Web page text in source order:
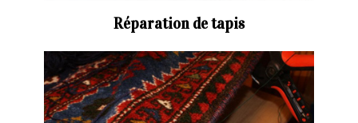
Réparation de tapis